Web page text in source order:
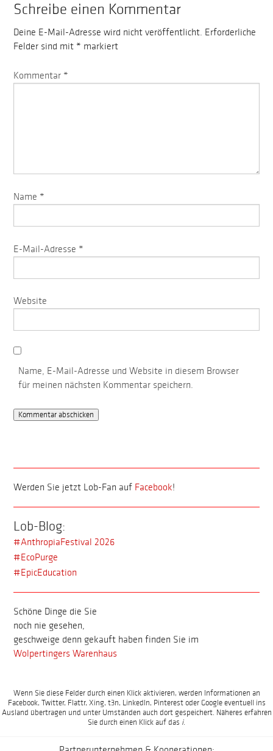
Schreibe einen Kommentar
Deine E-Mail-Adresse wird nicht veröffentlicht. Erforderliche
Felder sind mit* markiert
Kommentar *
Name *
E-Mail-Adresse *
Website
Name, E-Mail-Adresse und Website in diesem Browser
für meinen nächsten Kommentar speichern.
Werden Sie jetzt Lob-Fan auf Facebook!
Lob-Blog:
#AnthropiaFestival 2026
#EcoPurge
#EpicEducation
Schöne Dinge die Sie
noch nie gesehen,
geschweige denn gekauft haben finden Sie im
Wolpertingers Warenhaus
Wenn Sie diese Felder durch einen Klick aktivieren, werden Informationen an
Facebook, Twitter, Flattr, Xing, t3n, LinkedIn, Pinterest oder Google eventuell ins
Ausland übertragen und unter Umständen auch dort gespeichert. Näheres erfahren
Sie durch einen Klick auf das i.